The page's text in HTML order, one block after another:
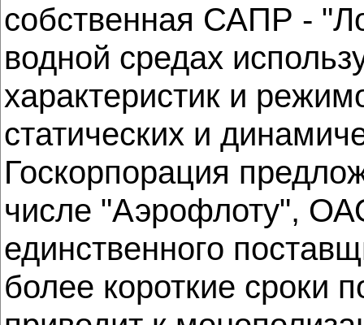
собственная САПР -
водной средах
характеристик и
статических и
Госкорпорация
числе "Аэрофлоту",
единственного
более короткие сроки